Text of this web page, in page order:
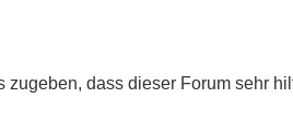
dass dieser Forum sehr